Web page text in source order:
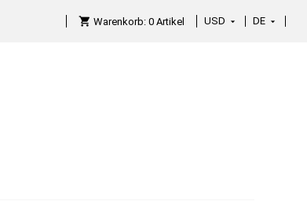
 Warenkorb: 0 Artikel USD DE